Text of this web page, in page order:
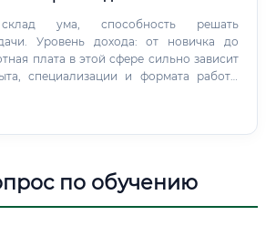
ума, способность решать
Уровень дохода: от новичка до
плата в этой сфере сильно зависит
специализации и формата работы
по обучению